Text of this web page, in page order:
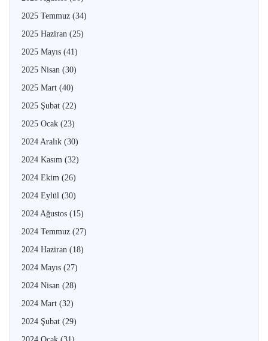
2025 Temmuz (34)
2025 Haziran (25)
2025 Mayıs (41)
2025 Nisan (30)
2025 Mart (40)
2025 Şubat (22)
2025 Ocak (23)
2024 Aralık (30)
2024 Kasım (32)
2024 Ekim (26)
2024 Eylül (30)
2024 Ağustos (15)
2024 Temmuz (27)
2024 Haziran (18)
2024 Mayıs (27)
2024 Nisan (28)
2024 Mart (32)
2024 Şubat (29)